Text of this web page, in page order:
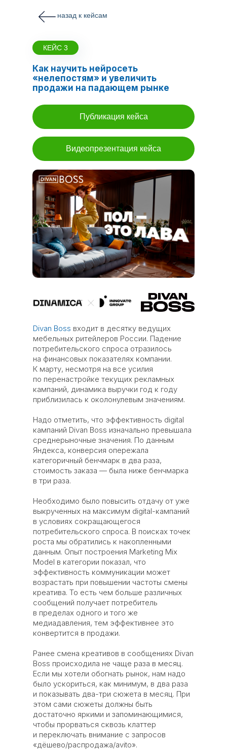
назад к кейсам
Как научить нейросеть
«нелепостям» и увеличить
продажи на падающем рынке
Divan Boss входит в десятку ведущих
мебельных ритейлеров России. Падение
потребительского спроса отразилось
на финансовых показателях компании.
К марту, несмотря на все усилия
по перенастройке текущих рекламных
кампаний, динамика выручки год к году
приблизилась к околонулевым значениям.
Надо отметить, что эффективность digital
кампаний Divan Boss изначально превышала
среднерыночные значения. По данным
Яндекса, конверсия опережала
категоричный бенчмарк в два раза,
стоимость заказа — была ниже бенчмарка
в три раза.
Необходимо было повысить отдачу от уже
выкрученных на максимум digital-кампаний
в условиях сокращающегося
потребительского спроса. В поисках точек
роста мы обратились к накопленными
данным. Опыт построения Marketing Mix
Model в категории показал, что
эффективность коммуникации может
возрастать при повышении частоты смены
креатива. То есть чем больше различных
сообщений получает потребитель
в пределах одного и того же
медиадавления, тем эффективнее это
конвертится в продажи.
Ранее смена креативов в сообщениях Divan
Boss происходила не чаще раза в месяц.
Если мы хотели обогнать рынок, нам надо
было ускориться, как минимум, в два раза
и показывать два-три сюжета в месяц. При
этом сами сюжеты должны быть
достаточно яркими и запоминающимися,
чтобы прорваться сквозь клаттер
и переключать внимание с запросов
«дёшево/распродажа/avito».
КЕЙС 3
Публикация кейса
Видеопрезентация кейса